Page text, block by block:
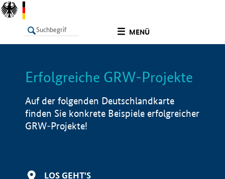
MENÜ
LISTE Info
Erfolgreiche GRW-Projekte
Auf der folgenden Deutschlandkarte
finden Sie konkrete Beispiele erfolgreicher
GRW-Projekte!
LOS GEHT'S